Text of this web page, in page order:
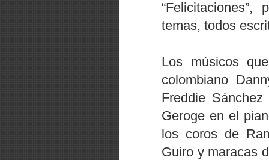
“Felicitaciones”,
temas, todos
Los músicos
colombiano
Freddie
Geroge en el
los coros de
Guiro y maracas